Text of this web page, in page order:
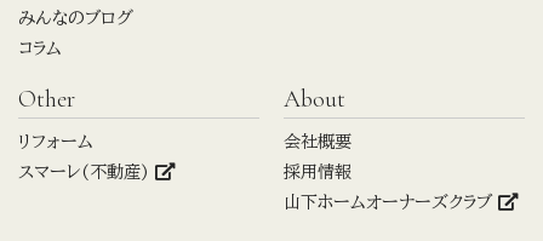
みんなのブログ
コラム
Other
リフォーム
スマーレ(不動産)
About
会社概要
採用情報
山下ホームオーナーズクラブ